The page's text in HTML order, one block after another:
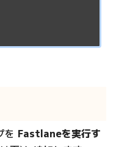
を Fastlaneを実行す